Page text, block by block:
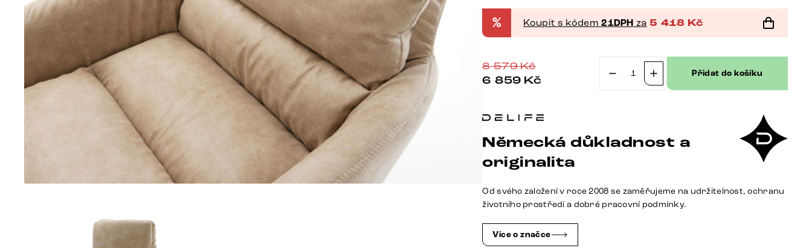
% Koupit s kódem21DPH za 5 418 Kč
8 579Kč
6 859 Kč
s
béžová
vintage
Přidat do košíku
Německá důkladnost a
originalita
Od svého založení v roce 2008 se zaměřujeme na udržitelnost, ochranu
životního prostředí a dobré pracovní podmínky.
Více o značce